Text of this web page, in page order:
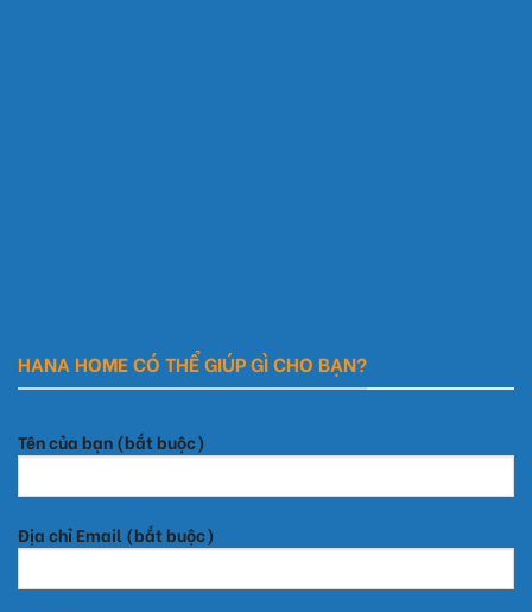
HANA HOME CÓ THỂ GIÚP GÌ CHO BẠN?
Tên của bạn (bắt buộc)
Địa chỉ Email (bắt buộc)